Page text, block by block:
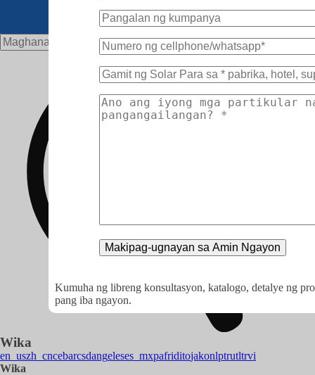
Kumuha ng libreng konsultasyon, katalogo, detalye ng
pang iba ngayon.
Wika
en_uszh_cncebarcsdangeleses_mxpafriditojakonlptrutltrvi
Wika